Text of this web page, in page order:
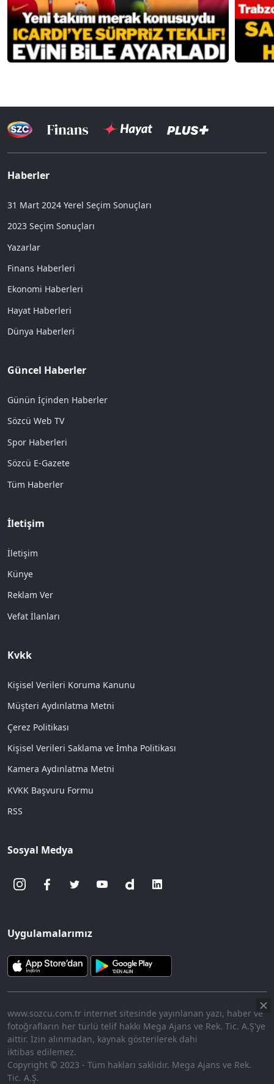
Haberler
31 Mart 2024 Yerel Seçim Sonuçları
2023 Seçim Sonuçları
Yazarlar
Finans Haberleri
Ekonomi Haberleri
Hayat Haberleri
Dünya Haberleri
Güncel Haberler
Günün İçinden Haberler
Sözcü Web TV
Spor Haberleri
Sözcü E-Gazete
Tüm Haberler
İletişim
İletişim
Künye
Reklam Ver
Vefat İlanları
Kvkk
Kişisel Verileri Koruma Kanunu
Müşteri Aydınlatma Metni
Çerez Politikası
Kişisel Verileri Saklama ve İmha Politikası
Kamera Aydınlatma Metni
KVKK Başvuru Formu
RSS
Sosyal Medya
Uygulamalarımız
www.sozcu.com.tr internet sitesinde yayınlanan yazı, haber ve
fotoğrafların her türlü telif hakkı Mega Ajans ve Rek. Tic. A.Ş'ye
aittir. İzin alınmadan, kaynak gösterilerek dahi
iktibas edilemez.
Copyright © 2023 - Tüm hakları saklıdır. Mega Ajans ve Rek.
Tic. A.Ş.